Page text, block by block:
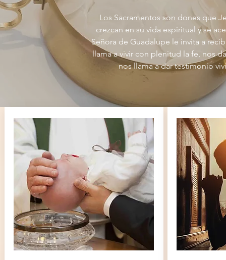
Los Sacramentos son dones que
crezcan en su vida espiritual y se
Señora de Guadalupe le invita a
llama a vivir con plenitud la fe, nos
nos llama a dar testimonio